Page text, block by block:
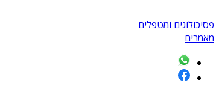
פסיכולוגים ומטפלים
מאמרים